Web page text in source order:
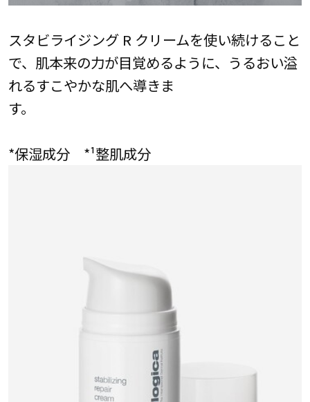
スタビライジング R クリームを使い続けること
で、肌本来の力が目覚めるように、うるおい溢
れるすこやかな肌へ導きま
す。
*保湿成分 *¹整肌成分